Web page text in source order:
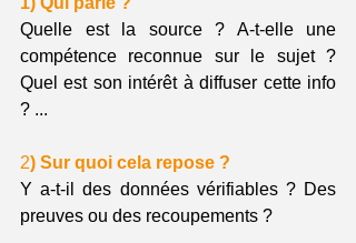
Quelle est la source ? A-t-elle une
compétence reconnue sur le sujet ?
Quel est son intérêt à diffuser cette info
? ...
2) Sur quoi cela repose ?
Y a-t-il des données vérifiables ? Des
preuves ou des recoupements ?